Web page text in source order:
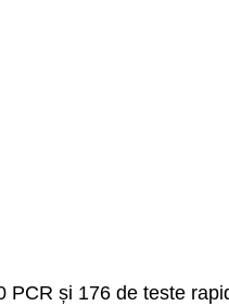
și 176 de teste